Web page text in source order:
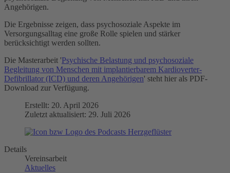
Angehörigen.
Die Ergebnisse zeigen, dass psychosoziale Aspekte im
Versorgungsalltag eine große Rolle spielen und stärker
berücksichtigt werden sollten.
Die Masterarbeit 'Psychische Belastung und psychosoziale
Begleitung von Menschen mit implantierbarem Kardioverter-
Defibrillator (ICD) und deren Angehörigen' steht hier als PDF-
Download zur Verfügung.
Erstellt: 20. April 2026
Zuletzt aktualisiert: 29. Juli 2026
Details
Vereinsarbeit
Aktuelles